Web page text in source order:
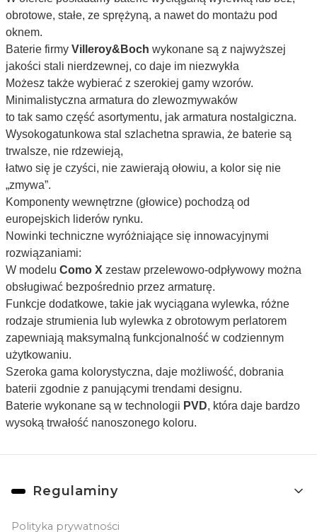
obrotowe, stałe, ze sprężyną, a nawet do montażu pod
oknem.
Baterie firmy Villeroy&Boch wykonane są z najwyższej
jakości stali nierdzewnej, co daje im niezwykła
Możesz także wybierać z szerokiej gamy wzorów.
Minimalistyczna armatura do zlewozmywaków
to tak samo część asortymentu, jak armatura nostalgiczna.
Wysokogatunkowa stal szlachetna sprawia, że baterie są
trwalsze, nie rdzewieją,
łatwo się je czyści, nie zawierają ołowiu, a kolor się nie
„zmywa”.
Komponenty wewnętrzne (głowice) pochodzą od
europejskich liderów rynku.
Nowinki techniczne wyróżniające się innowacyjnymi
rozwiązaniami:
W modelu Como X zestaw przelewowo-odpływowy można
obsługiwać bezpośrednio przez armaturę.
Funkcje dodatkowe, takie jak wyciągana wylewka, różne
rodzaje strumienia lub wylewka z obrotowym perlatorem
zapewniają maksymalną funkcjonalność w codziennym
użytkowaniu.
Szeroka gama kolorystyczna, daje możliwość, dobrania
baterii zgodnie z panującymi trendami designu.
Baterie wykonane są w technologii PVD, która daje bardzo
wysoką trwałość nanoszonego koloru.
Linki w stopce
Regulaminy
Polityka prywatności